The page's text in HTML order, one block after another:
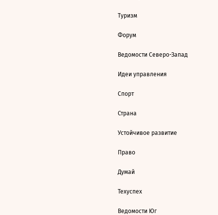
Туризм
Форум
Ведомости Северо-Запад
Идеи управления
Спорт
Страна
Устойчивое развитие
Право
Думай
Техуспех
Ведомости Юг